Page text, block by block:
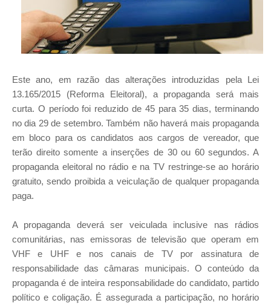
Este ano, em razão das alterações introduzidas pela Lei
13.165/2015 (Reforma Eleitoral), a propaganda será mais
curta. O período foi reduzido de 45 para 35 dias, terminando
no dia 29 de setembro. Também não haverá mais propaganda
em bloco para os candidatos aos cargos de vereador, que
terão direito somente a inserções de 30 ou 60 segundos. A
propaganda eleitoral no rádio e na TV restringe-se ao horário
gratuito, sendo proibida a veiculação de qualquer propaganda
paga.
A propaganda deverá ser veiculada inclusive nas rádios
comunitárias, nas emissoras de televisão que operam em
VHF e UHF e nos canais de TV por assinatura de
responsabilidade das câmaras municipais. O conteúdo da
propaganda é de inteira responsabilidade do candidato, partido
político e coligação. É assegurada a participação, no horário